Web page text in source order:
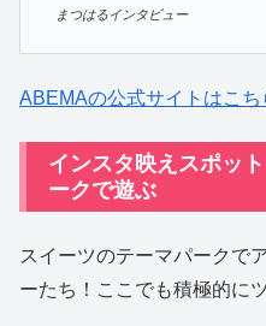
まつはるインタビュー
ABEMAの公式サイトはこち
インスタ映えスポッ
ークで遊ぶ
スイーツのテーマパークで
ーたち！ここでも積極的に